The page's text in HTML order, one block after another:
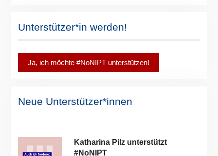
Unterstützer*in werden!
Ja, ich möchte #NoNIPT unterstützen!
Neue Unterstützer*innen
Katharina Pilz unterstützt
#NoNIPT